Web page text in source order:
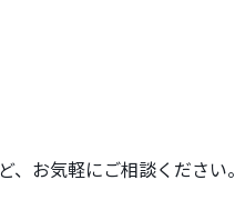
お気軽にご相談ください。